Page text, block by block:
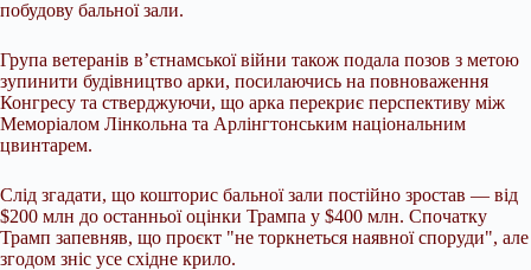
побудову бальної зали.
Група ветеранів в’єтнамської війни також подала позов з метою
зупинити будівництво арки, посилаючись на повноваження
Конгресу та стверджуючи, що арка перекриє перспективу між
Меморіалом Лінкольна та Арлінгтонським національним
цвинтарем.
Слід згадати, що кошторис бальної зали постійно зростав — від
$200 млн до останньої оцінки Трампа у $400 млн. Спочатку
Трамп запевняв, що проєкт "не торкнеться наявної споруди", але
згодом зніс усе східне крило.